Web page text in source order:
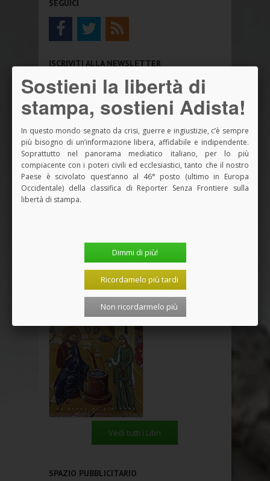
SEGUICI
ISCRIVITI ALLA NEWSLETTER
NOVITÀ ADISTA LIBRI
Vedi tutti i Libri
SPAZIO PUBBLICITARIO
Sostieni la libertà di
stampa, sostieni Adista!
In questo mondo segnato da crisi, guerre e ingiustizie, c’è sempre
più bisogno di un’informazione libera, affidabile e indipendente.
Soprattutto nel panorama mediatico italiano, per lo più
compiacente con i poteri civili ed ecclesiastici, tanto che il nostro
Paese è scivolato quest’anno al 46° posto (ultimo in Europa
Occidentale) della classifica di Reporter Senza Frontiere sulla
libertà di stampa.
Dimmi di più!
Ricordamelo più tardi
Non ricordarmelo più